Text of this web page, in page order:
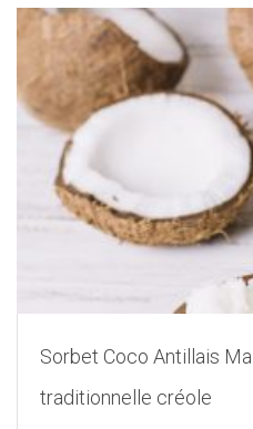
Sorbet Coco Antillais
traditionnelle créole